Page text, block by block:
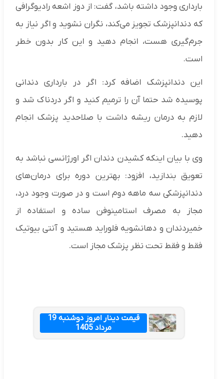
بارداری وجود داشته باشد، گفت: از دوز اشعه رادیوگرافی
که دندانپزشک تجویز می‌کند، نگران نشوید و اگر نیاز به
جرم‌گیری هست، انجام دهید و این کار بدون خطر
است.
این دندانپزشک اضافه کرد: اگر در بارداری دندانی
پوسیده شد حتما آن را ترمیم کنید و اگر دردناک شد و
لازم به درمان ریشه داشت با صلاحدید پزشک انجام
دهید.
وی با بیان اینکه کشیدن دندان اگر اورژانسی نباشد به
تعویق بندازید، افزود: بهترین دوره برای درمان‌های
دندانپزشکی سه ماهه دوم است و در صورت وجود درد،
مجاز به مصرف استامینوفن ساده و استفاده از
خمیردندان و دهانشویه فلوراید هستید و آنتی بیوتیک
فقط و فقط تحت نظر پزشک مجاز است.
قیمت دینار امروز دوشنبه 19
مرداد 1405